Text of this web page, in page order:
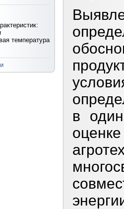
температура
в